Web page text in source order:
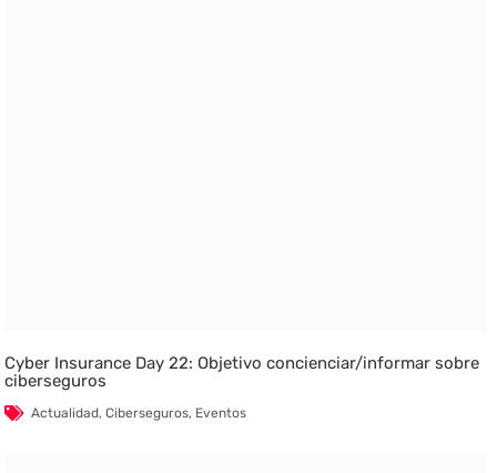
Cyber Insurance Day 22: Objetivo concienciar/informar sobre
ciberseguros
Actualidad,Ciberseguros, Eventos